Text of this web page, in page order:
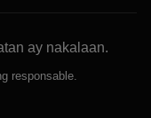
ay nakalaan.
responsable.